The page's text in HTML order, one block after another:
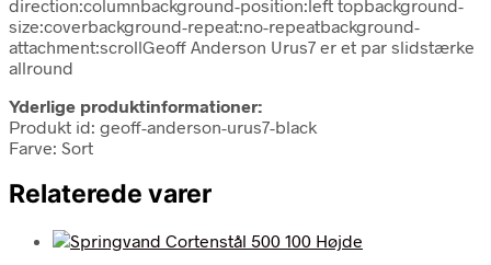
direction:columnbackground-position:left topbackground-
size:coverbackground-repeat:no-repeatbackground-
attachment:scrollGeoff Anderson Urus7 er et par slidstærke
allround
Yderlige produktinformationer:
Produkt id: geoff-anderson-urus7-black
Farve: Sort
Relaterede varer